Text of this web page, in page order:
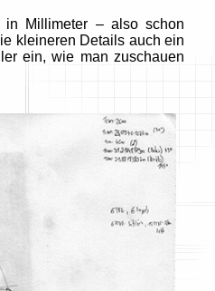
in Millimeter – also schon
kleineren Details auch ein
ein, wie man zuschauen